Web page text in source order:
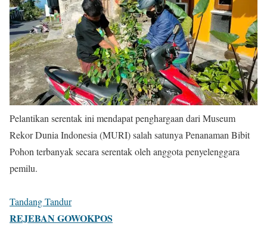
Pelantikan serentak ini mendapat penghargaan dari Museum
Rekor Dunia Indonesia (MURI) salah satunya Penanaman Bibit
Pohon terbanyak secara serentak oleh anggota penyelenggara
pemilu.
Tandang Tandur
REJEBAN GOWOKPOS